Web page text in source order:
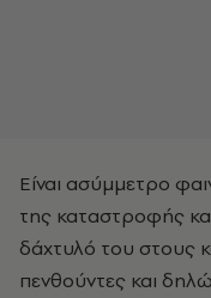
Είναι ασύμμετρο
της καταστροφής
δάχτυλό του στους
πενθούντες και